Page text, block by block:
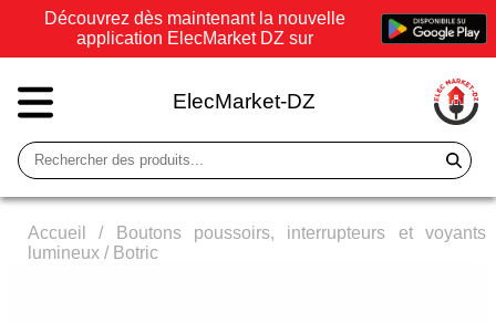
Découvrez dès maintenant la nouvelle
application ElecMarket DZ sur
ElecMarket-DZ
Accueil /
Boutons poussoirs, interrupteurs et voyants
lumineux/ Botric